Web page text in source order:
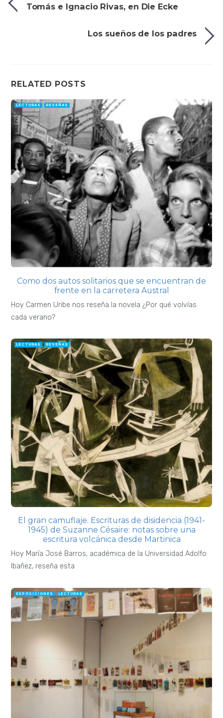
Tomás e Ignacio Rivas, en Die Ecke
Los sueños de los padres
RELATED POSTS
LECTURAS RESEÑAS
Como dos autos solitarios que se encuentran de
frente en la carretera Austral
Hoy Carmen Uribe nos reseña la novela ¿Por qué volvías
cada verano?
LECTURAS RESEÑAS
El gran camuflaje. Escrituras de disidencia (1941-
1945) de Suzanne Césaire: notas sobre una
escritura volcánica desde Martinica
Hoy María José Barros, académica de la Universidad Adolfo
Ibañez, reseña esta
EXPOSICIONES LECTURAS